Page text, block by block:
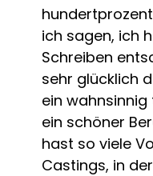
ich sagen, ich
Schreiben
sehr glücklich
ein
ein schöner
hast so viele
Castings, in